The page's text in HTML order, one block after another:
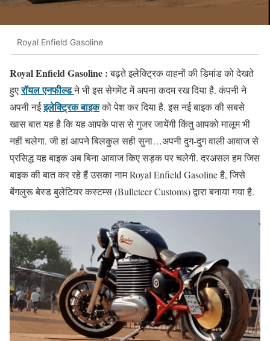
Royal Enfield Gasoline
Royal Enfield Gasoline :बढ़ते इलेक्ट्रिक वाहनों की डिमांड को देखते
हुएरॉयल एनफील्डने भी इस सेगमेंट में अपना कदम रख दिया है. कंपनी ने
अपनी नईइलेक्ट्रिक बाइकको पेश कर दिया है. इस नई बाइक की सबसे
खास बात यह है कि यह आपके पास से गुजर जायेंगी किंतु आपको मालूम भी
नहीं चलेगा. जी हां आपने बिलकुल सही सुना…अपनी दुग-दुग वाली आवाज से
प्रसिद्ध यह बाइक अब बिना आवाज किए सड़क पर चलेगी. दरअसल हम जिस
बाइक की बात कर रहे हैं उसका नाम Royal Enfield Gasoline है, जिसे
बेंगलुरू बेस्ड बुलेटियर कस्टम्स (Bulleteer Customs) द्वारा बनाया गया है.